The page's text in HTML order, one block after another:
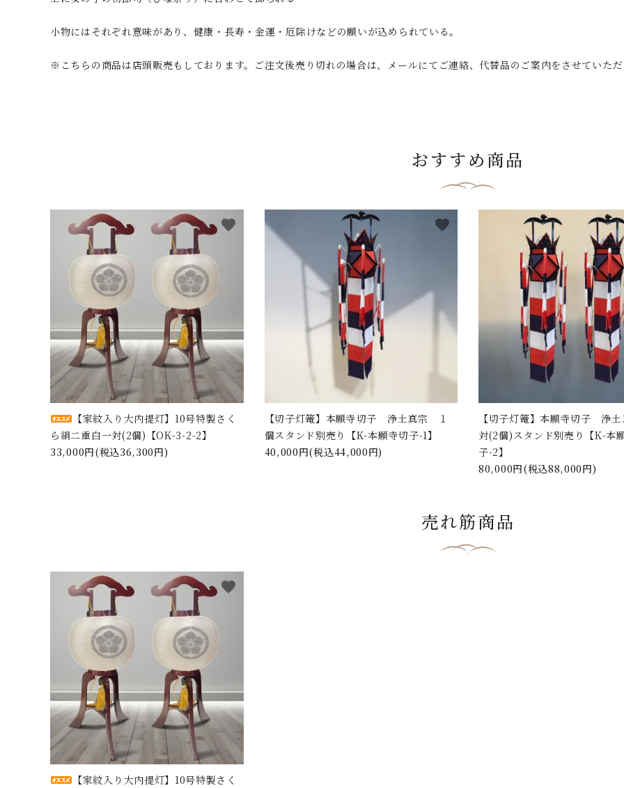
小物にはそれぞれ意味があり、健康・長寿・金運・厄除けなどの願いが込められている。
※こちらの商品は店頭販売もしております。ご注文後売り切れの場合は、メールにてご連絡、代替品のご案内をさせていただ
おすすめ商品
【家紋入り大内提灯】10号特製さく
ら絹二重白一対(2個)【OK-3-2-2】
33,000円(税込36,300円)
favorite
【切子灯篭】本願寺切子 浄土真宗 １
個スタンド別売り【K-本願寺切子-1】
40,000円(税込44,000円)
favorite
【切子灯篭】本願寺切子 浄
対(2個)スタンド別売り【K-本
子-2】
80,000円(税込88,000円)
売れ筋商品
【家紋入り大内提灯】10号特製さく
favorite